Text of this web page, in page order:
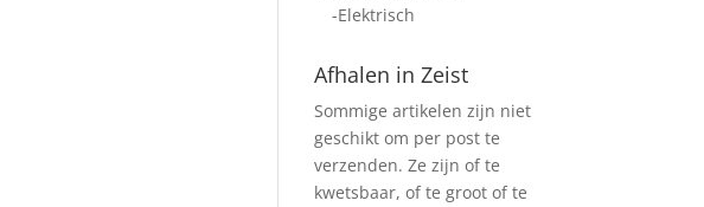
-Elektrisch
Afhalen in Zeist
Sommige artikelen zijn niet
geschikt om per post te
verzenden. Ze zijn of te
kwetsbaar, of te groot of te